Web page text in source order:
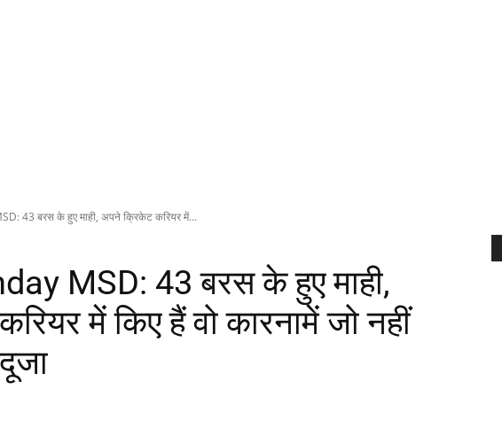
43 बरस के हुए माही, अपने क्रिकेट करियर में...
MSD: 43 बरस के हुए माही,
में किए हैं वो कारनामें जो नहीं